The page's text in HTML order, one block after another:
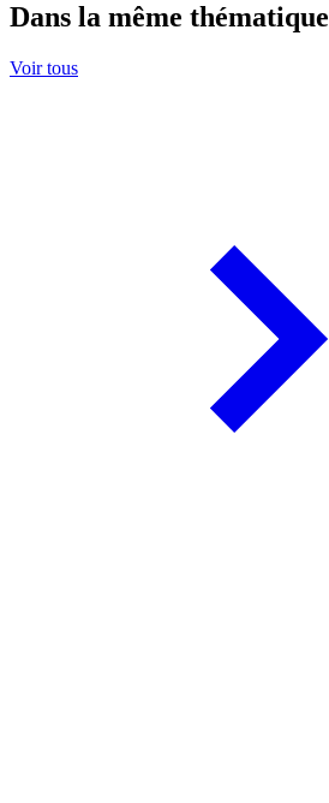
Dans la même thématique
Voir tous